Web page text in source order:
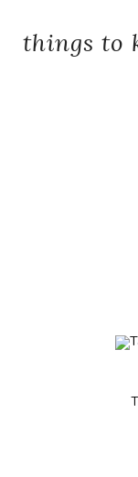
things to